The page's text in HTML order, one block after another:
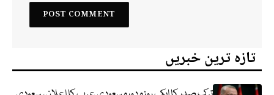
تازہ ترین خبریں